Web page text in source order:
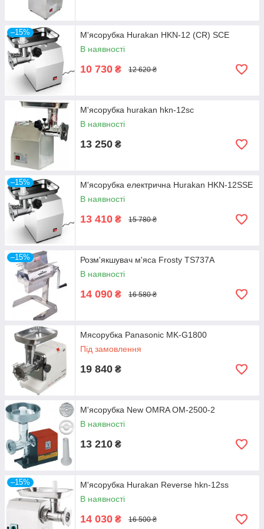
–15%
М'ясорубка Hurakan HKN-12 (CR) SCE
В наявності
10 730 ₴ 12 620 ₴
М'ясорубка hurakan hkn-12sc
В наявності
13 250 ₴
–15%
М'ясорубка електрична Hurakan HKN-12SSE
В наявності
13 410 ₴ 15 780 ₴
–15%
Розм'якшувач м'яса Frosty TS737A
В наявності
14 090 ₴ 16 580 ₴
Мясорубка Panasonic MK-G1800
Під замовлення
19 840 ₴
М'ясорубка New OMRA OM-2500-2
В наявності
13 210 ₴
–15%
М'ясорубка Hurakan Reverse hkn-12ss
В наявності
14 030 ₴ 16 500 ₴